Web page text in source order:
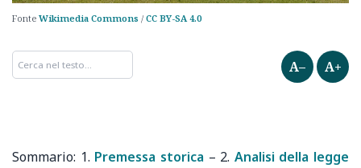
Fonte Wikimedia Commons / CC BY-SA 4.0
A– A+
1. Premessa storica – 2. Analisi della legge